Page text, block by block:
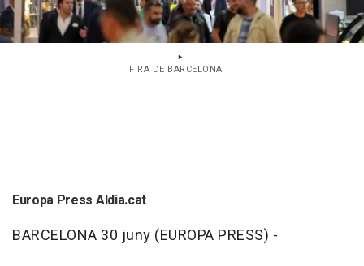
FIRA DE BARCELONA
Europa Press Aldia.cat
BARCELONA 30 juny (EUROPA PRESS) -